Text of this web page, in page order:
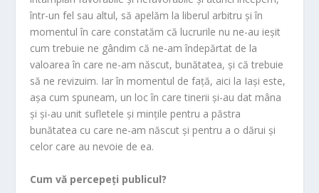
într-un fel sau altul, să apelăm la liberul arbitru și în
momentul în care constatăm că lucrurile nu ne-au ieșit
cum trebuie ne gândim că ne-am îndepărtat de la
valoarea în care ne-am născut, bunătatea, și că trebuie
să ne revizuim. Iar în momentul de față, aici la Iași este,
așa cum spuneam, un loc în care tinerii și-au dat mâna
și și-au unit sufletele și mințile pentru a păstra
bunătatea cu care ne-am născut și pentru a o dărui și
celor care au nevoie de ea.
Cum vă percepeți publicul?